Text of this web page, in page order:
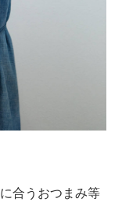
合うおつまみ等